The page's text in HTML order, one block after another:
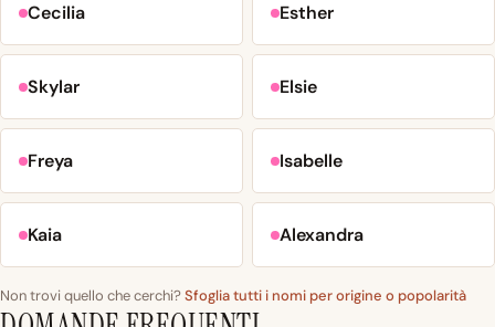
Cecilia Esther
Skylar Elsie
Freya Isabelle
Kaia Alexandra
Non trovi quello che cerchi?Sfoglia tutti i nomi per origine o popolarità